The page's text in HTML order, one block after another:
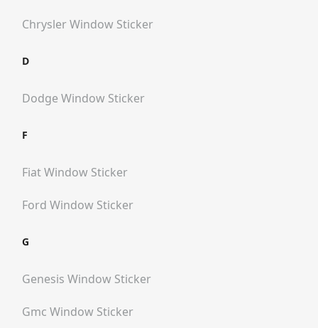
ChryslerWindow Sticker
D
Dodge Window Sticker
F
FiatWindow Sticker
Ford Window Sticker
G
Genesis Window Sticker
Gmc Window Sticker